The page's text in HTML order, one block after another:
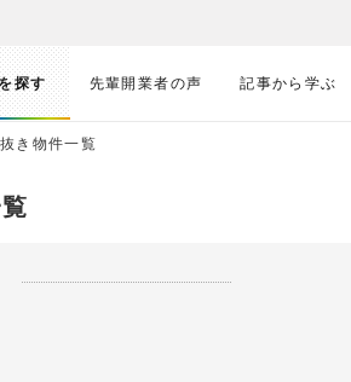
探す 先輩開業者の声 記事から学ぶ
き物件一覧